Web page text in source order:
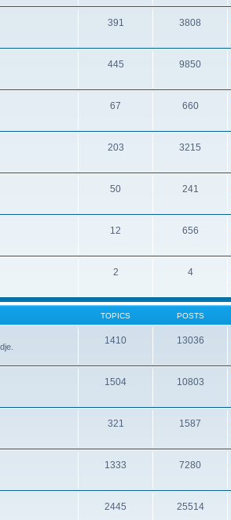
391 3808
445 9850
67 660
203 3215
50 241
12 656
2 4
TOPICS POSTS
1410 13036
1504 10803
321 1587
1333 7280
2445 25514